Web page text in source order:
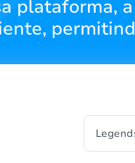
plataforma,